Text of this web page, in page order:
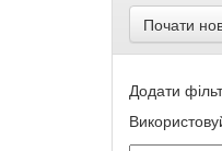
Почати
Додати